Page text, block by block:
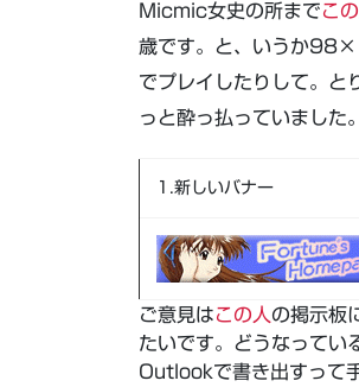
Micmic女史の所までこ
歳です。と、いうか
でプレイしたりして。と
っと酔っ払っていました
1.新しいバナー
ご意見はこの人の掲示板
たいです。どうなってい
Outlookで書き出すって